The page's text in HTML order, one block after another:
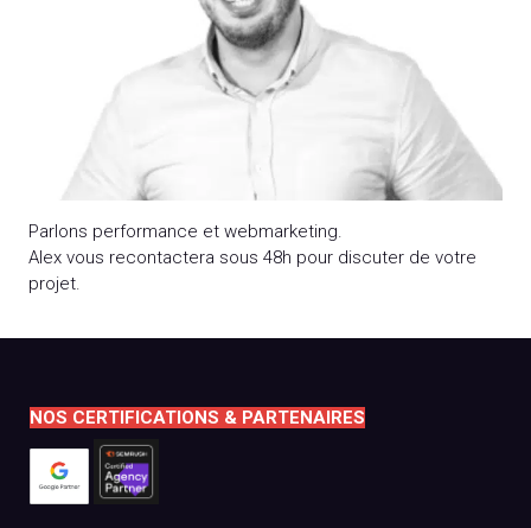
Parlons performance et webmarketing.
Alex vous recontactera sous 48h pour discuter de votre
projet.
NOS CERTIFICATIONS & PARTENAIRES